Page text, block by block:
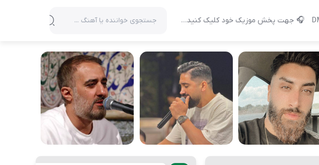
🎧 جهت پخش موزیک خود کلیک کنید…